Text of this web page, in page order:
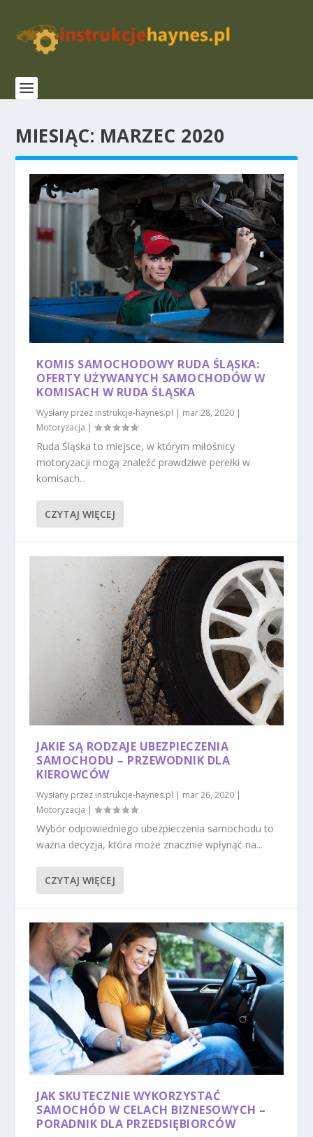
MIESIĄC: MARZEC 2020
KOMIS SAMOCHODOWY RUDA ŚLĄSKA:
OFERTY UŻYWANYCH SAMOCHODÓW W
KOMISACH W RUDA ŚLĄSKA
Wysłany przez instrukcje-haynes.pl | mar 28, 2020 |
Motoryzacja |
Ruda Śląska to miejsce, w którym miłośnicy
motoryzacji mogą znaleźć prawdziwe perełki w
komisach...
CZYTAJ WIĘCEJ
JAKIE SĄ RODZAJE UBEZPIECZENIA
SAMOCHODU – PRZEWODNIK DLA
KIEROWCÓW
Wysłany przez instrukcje-haynes.pl | mar 26, 2020 |
Motoryzacja |
Wybór odpowiedniego ubezpieczenia samochodu to
ważna decyzja, która może znacznie wpłynąć na...
CZYTAJ WIĘCEJ
JAK SKUTECZNIE WYKORZYSTAĆ
SAMOCHÓD W CELACH BIZNESOWYCH –
PORADNIK DLA PRZEDSIĘBIORCÓW